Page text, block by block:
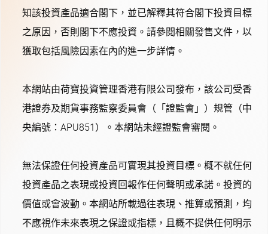
知該投資產品適合閣下，並已解釋其符合閣下投資目標
之原因，否則閣下不應投資。請參閱相關發售文件，以
獲取包括風險因素在內的進一步詳情。
本網站由荷寶投資管理香港有限公司發布，該公司受香
港證券及期貨事務監察委員會（「證監會」）規管（中
央編號：APU851）。本網站未經證監會審閱。
無法保證任何投資產品可實現其投資目標。概不就任何
投資產品之表現或投資回報作任何聲明或承諾。投資的
價值或會波動。本網站所載過往表現、推算或預測，均
不應視作未來表現之保證或指標，且概不提供任何明示